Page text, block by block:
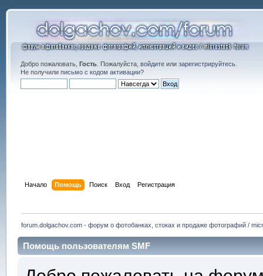
Добро пожаловать, Гость. Пожалуйста, войдитеили зарегистрируйтесь.
Не получили письмо с кодом активации?
Начало Помощь Поиск Вход Регистрация
forum.dolgachov.com - форум о фотобанках, стоках и продаже фотографий /
Помощь пользователям SMF